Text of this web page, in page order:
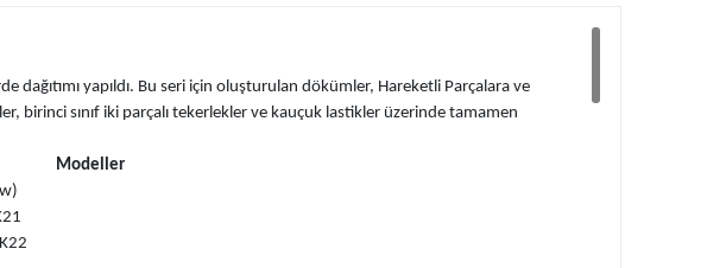
dağıtımı yapıldı. Bu seri için oluşturulan dökümler, Hareketli Parçalara ve
birinci sınıf iki parçalı tekerlekler ve kauçuk lastikler üzerinde tamamen
Modeller